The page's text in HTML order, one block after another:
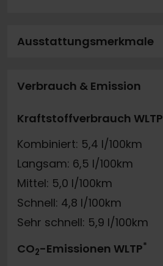
Ausstattungsmerkmale
Verbrauch & Emission
Kraftstoffverbrauch WLTP
Kombiniert: 5,4 l/100km
Langsam: 6,5 l/100km
Mittel: 5,0 l/100km
Schnell: 4,8 l/100km
Sehr schnell: 5,9 l/100km
CO2-Emissionen WLTP*